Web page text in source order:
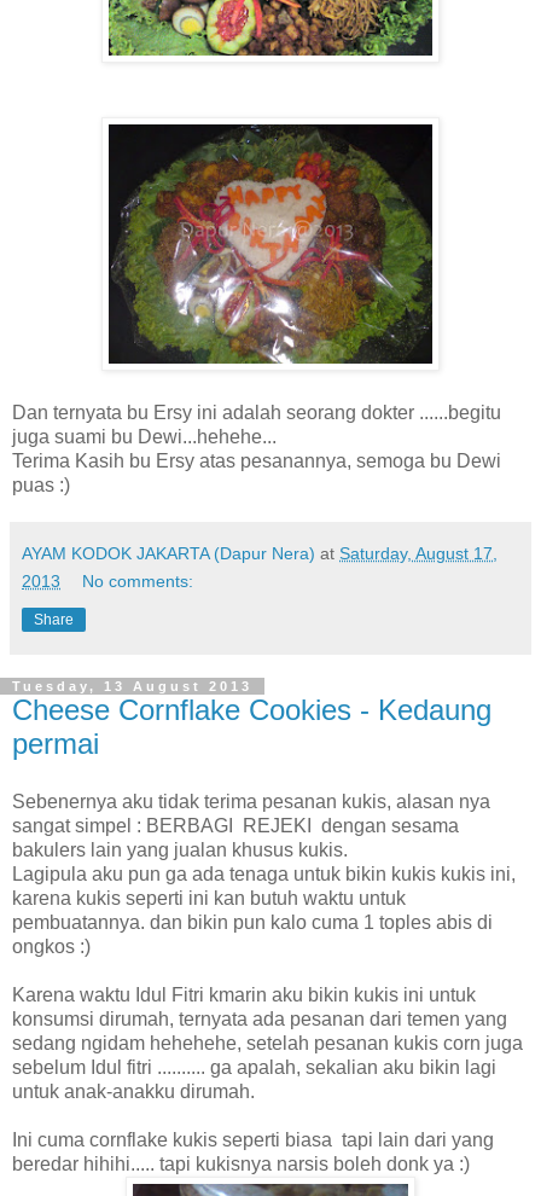
Dan ternyata bu Ersy ini adalah seorang dokter ......begitu
juga suami bu Dewi...hehehe...
Terima Kasih bu Ersy atas pesanannya, semoga bu Dewi
puas :)
AYAM KODOK JAKARTA (Dapur Nera) at Saturday, August 17,
2013
No comments:
Share
Tuesday, 13 August 2013
Cheese Cornflake Cookies - Kedaung
permai
Sebenernya aku tidak terima pesanan kukis, alasan nya
sangat simpel : BERBAGI REJEKI dengan sesama
bakulers lain yang jualan khusus kukis.
Lagipula aku pun ga ada tenaga untuk bikin kukis kukis ini,
karena kukis seperti ini kan butuh waktu untuk
pembuatannya. dan bikin pun kalo cuma 1 toples abis di
ongkos :)
Karena waktu Idul Fitri kmarin aku bikin kukis ini untuk
konsumsi dirumah, ternyata ada pesanan dari temen yang
sedang ngidam hehehehe, setelah pesanan kukis corn juga
sebelum Idul fitri .......... ga apalah, sekalian aku bikin lagi
untuk anak-anakku dirumah.
Ini cuma cornflake kukis seperti biasa tapi lain dari yang
beredar hihihi..... tapi kukisnya narsis boleh donk ya :)